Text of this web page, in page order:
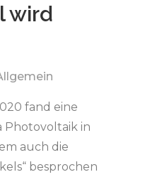
wird
fand eine
Photovoltaik in
auch die
besprochen